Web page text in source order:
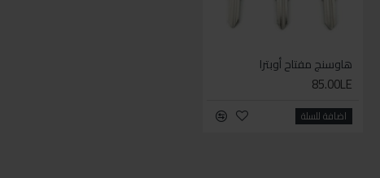
هاوسنج مفتاح أوبترا
85.00LE
اضافة للسلة